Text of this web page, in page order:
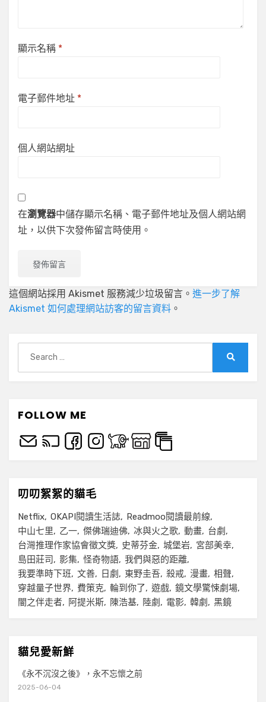
顯示名稱 *
電子郵件地址 *
個人網站網址
在瀏覽器中儲存顯示名稱、電子郵件地址及個人網站網
址，以供下次發佈留言時使用。
這個網站採用 Akismet 服務減少垃圾留言。 進一步了解
Akismet 如何處理網站訪客的留言資料 。
for:
FOLLOW ME
叨叨絮絮的貓毛
Netflix OKAPI閱讀生活誌
Readmoo閱讀最前線
中山七里
乙一 傑佛瑞迪佛 冰與火之歌 動畫
台劇
台灣推理作家協會徵文獎
史蒂芬金 城堡岩
宮部美幸
島田莊司
影集 怪奇物語 我們與惡的距離
我要準時下班
文善 日劇 東野圭吾 殺戒 漫畫 相聲
穿越量子世界
費策克 輪到你了 遊戲 鏡文學驚悚劇場
闇之伴走者
阿提米斯 陳浩基 陸劇 電影 韓劇 黑鏡
貓兒愛新鮮
《永不沉沒之後》，永不忘懷之前
2025-06-04